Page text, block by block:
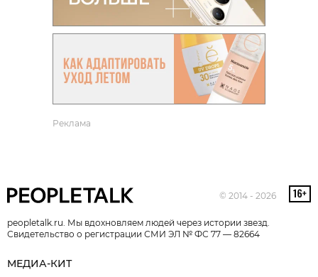
Реклама
© 2014 - 2026
peopletalk.ru. Мы вдохновляем людей через истории звезд.
Свидетельство о регистрации СМИ ЭЛ № ФС 77 — 82664
МЕДИА-КИТ